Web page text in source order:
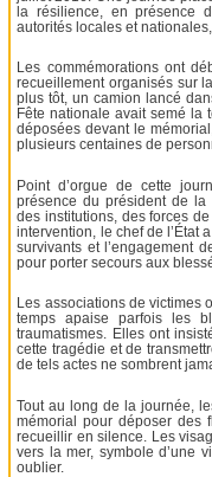
la résilience, en présence
autorités locales et
Les commémorations ont
recueillement organisés sur
plus tôt, un camion lancé
Fête nationale avait semé la
déposées devant le
plusieurs centaines de
Point d’orgue de cette
présence du président de la
des institutions, des forces
intervention, le chef de l’État
survivants et l’engagement
pour porter secours aux
Les associations de victimes
temps apaise parfois les
traumatismes. Elles ont
cette tragédie et de
de tels actes ne sombrent
Tout au long de la journée,
mémorial pour déposer des
recueillir en silence. Les
vers la mer, symbole d’une
oublier.